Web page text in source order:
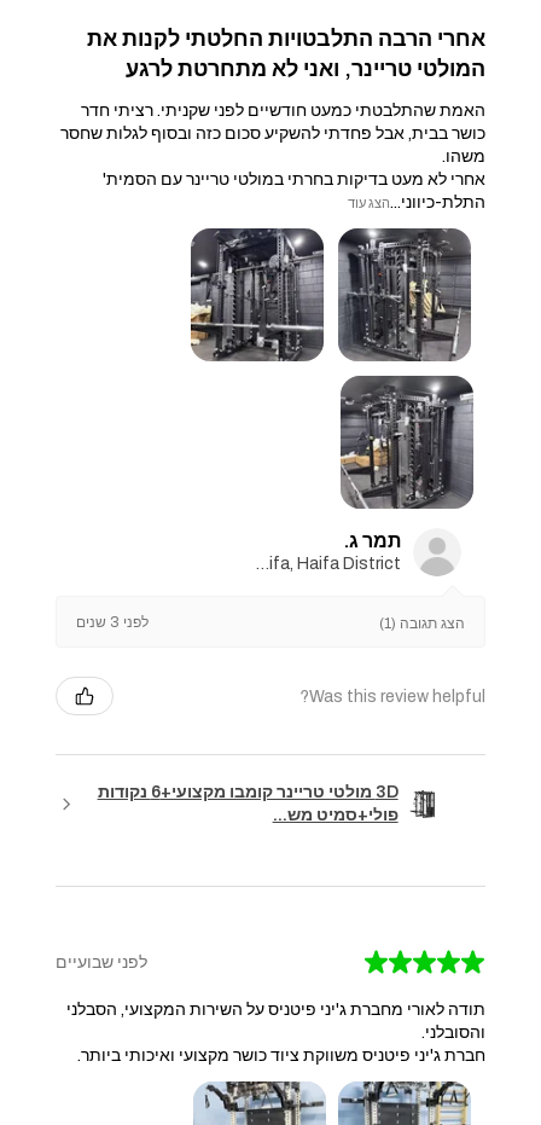
אחרי הרבה התלבטויות החלטתי לקנות את
המולטי טריינר, ואני לא מתחרטת לרגע
האמת שהתלבטתי כמעט חודשיים לפני שקניתי. רציתי חדר
כושר בבית, אבל פחדתי להשקיע סכום כזה ובסוף לגלות שחסר
משהו.
אחרי לא מעט בדיקות בחרתי במולטי טריינר עם הסמית'
התלת-כיווני...הצג עוד
תמר ג.
Haifa, Haifa District
הצג תגובה (1) לפני 3 שנים
Was this review helpful?
3D מולטי טריינר קומבו מקצועי+6 נקודות
פולי+סמיט מש...
★
★
★
★
★ לפני שבועיים
תודה לאורי מחברת ג'יני פיטניס על השירות המקצועי, הסבלני
והסובלני.
חברת ג'יני פיטניס משווקת ציוד כושר מקצועי ואיכותי ביותר.